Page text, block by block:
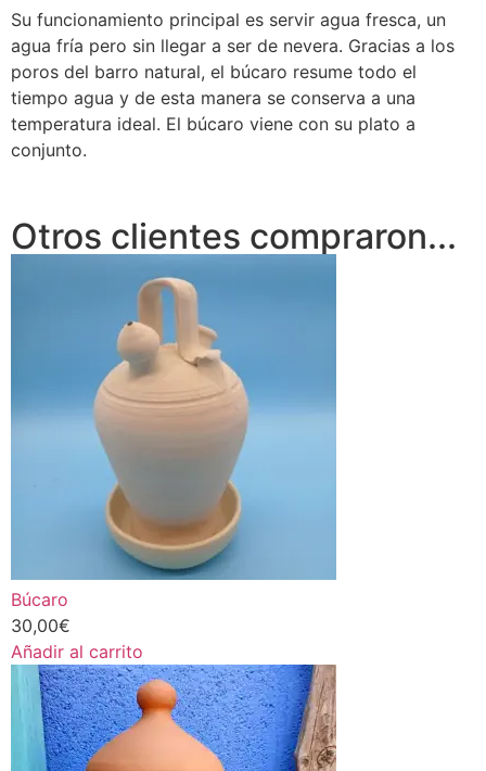
Su funcionamiento principal es servir agua fresca, un
agua fría pero sin llegar a ser de nevera. Gracias a los
poros del barro natural, el búcaro resume todo el
tiempo agua y de esta manera se conserva a una
temperatura ideal. El búcaro viene con su plato a
conjunto.
Otros clientes compraron...
Búcaro
30,00€
Añadir al carrito